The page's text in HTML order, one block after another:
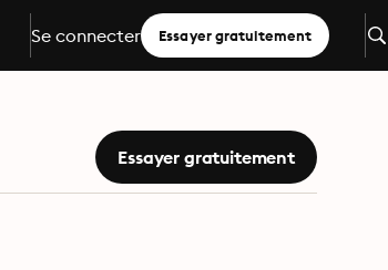
Se connecter Essayer gratuitement
Essayer gratuitement